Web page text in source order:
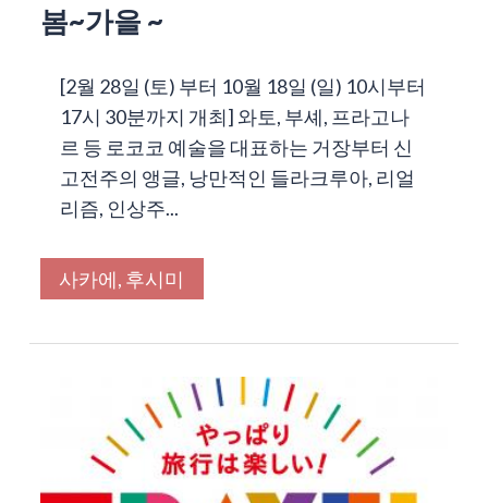
봄~가을 ~
[2월 28일 (토) 부터 10월 18일 (일) 10시부터
17시 30분까지 개최] 와토, 부셰, 프라고나
르 등 로코코 예술을 대표하는 거장부터 신
고전주의 앵글, 낭만적인 들라크루아, 리얼
리즘, 인상주...
사카에, 후시미